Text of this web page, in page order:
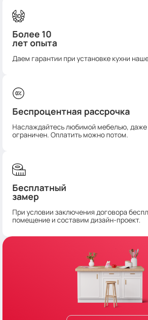
Более 10
лет опыта
Даем гарантии при установке кухни
Беспроцентная рассрочка
Наслаждайтесь любимой мебелью,
ограничен. Оплатить можно потом.
Бесплатный
замер
При условии заключения договора
помещение и составим дизайн-проект.